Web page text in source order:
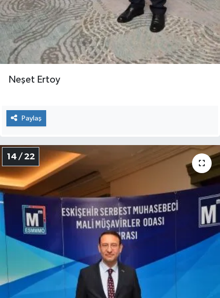
Neşet Ertoy
Paylaş
14 / 22